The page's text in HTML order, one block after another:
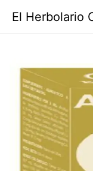
contenido
El Herbolario